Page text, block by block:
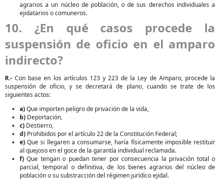
agrarios a un núcleo de población, o de sus derechos individuales a
ejidatarios o comuneros.
10. ¿En qué casos procede la
suspensión de oficio en el amparo
indirecto?
R.- Con base en los artículos 123 y 223 de la Ley de Amparo, procede la
suspensión de oficio, y se decretará de plano, cuando se trate de los
siguientes actos:
a)Que importen peligro de privación de la vida,
b) Deportación,
c) Destierro,
d) Prohibidos por el artículo 22 de la Constitución Federal;
e) Que si llegaren a consumarse, haría físicamente imposible restituir
al quejoso en el goce de la garantía individual reclamada.
f) Que tengan o puedan tener por consecuencia la privación total o
parcial, temporal o definitiva, de los bienes agrarios del núcleo de
población o su substracción del régimen jurídico ejidal.